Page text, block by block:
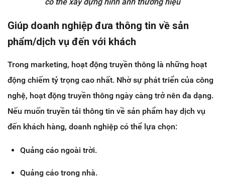
Giúp doanh nghiệp đưa thông tin về sản
phẩm/dịch vụ đến với khách
Trong marketing, hoạt động truyền thông là những hoạt
động chiếm tỷ trọng cao nhất. Nhờ sự phát triển của công
nghệ, hoạt động truyền thông ngày càng trở nên đa dạng.
Nếu muốn truyền tải thông tin về sản phẩm hay dịch vụ
đến khách hàng, doanh nghiệp có thể lựa chọn:
Quảng cáo ngoài trời.
Quảng cáo trong nhà.